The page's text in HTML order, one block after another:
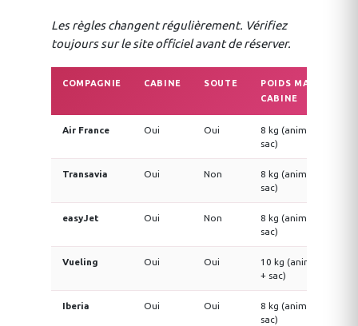
Les règles changent régulièrement. Vérifiez
toujours sur le site officiel avant de réserver.
COMPAGNIE CABINE SOUTE
POIDS MAX
CABINE
Air France Oui Oui
8 kg (animal +
sac)
Transavia Oui Non
8 kg (animal +
sac)
easyJet Oui Non
8 kg (animal +
sac)
Vueling Oui Oui
10 kg (animal
+ sac)
Iberia Oui Oui
8 kg (animal +
sac)